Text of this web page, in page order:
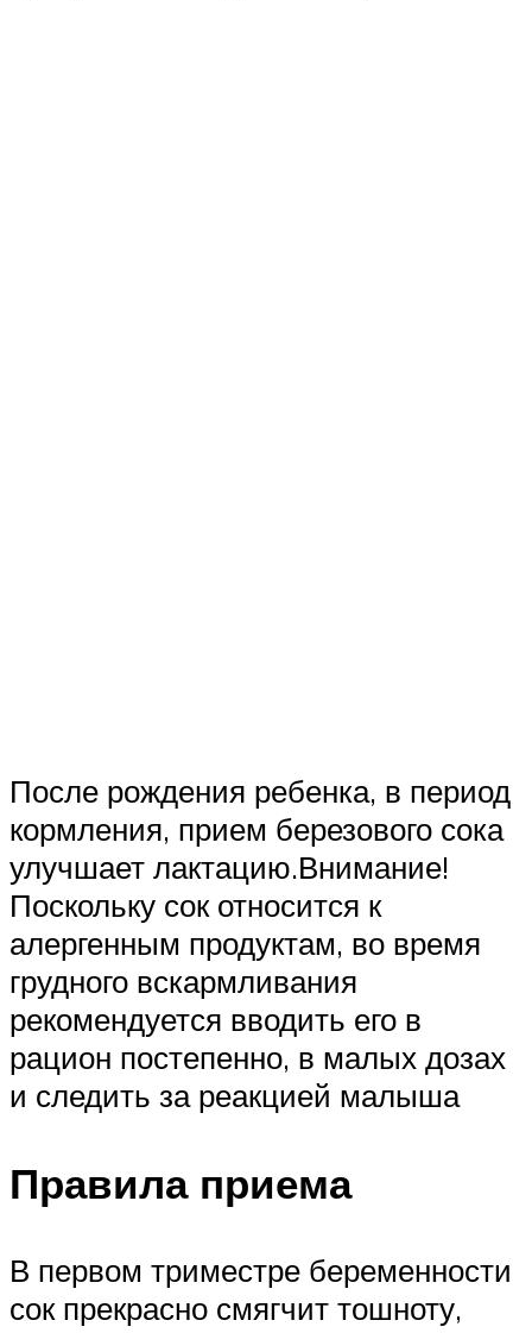
После рождения ребенка, в период
кормления, прием березового сока
улучшает лактацию.Внимание!
Поскольку сок относится к
алергенным продуктам, во время
грудного вскармливания
рекомендуется вводить его в
рацион постепенно, в малых дозах
и следить за реакцией малыша
Правила приема
В первом триместре беременности
сок прекрасно смягчит тошноту,